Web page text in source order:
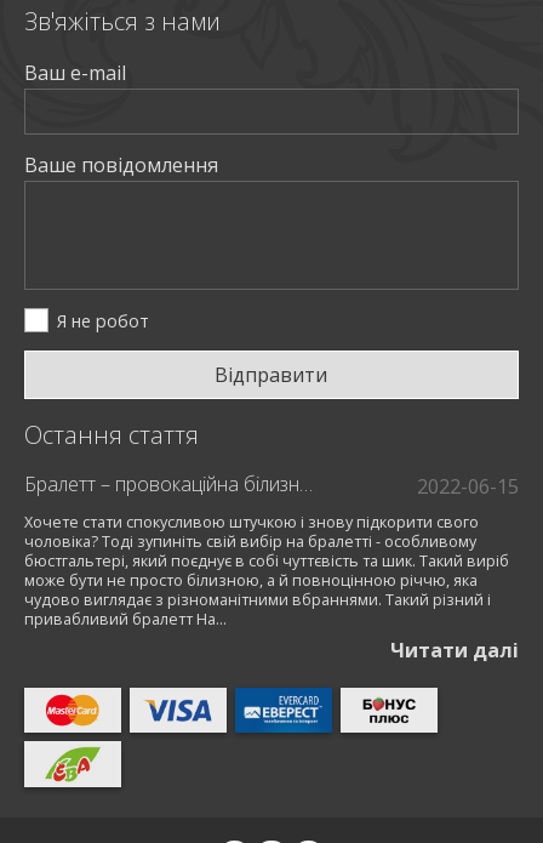
Остання стаття
Бралетт – провокаційна білизна для модниць 2022-06-15
Хочете стати спокусливою штучкою і знову підкорити свого
чоловіка? Тоді зупиніть свій вибір на бралетті - особливому
бюстгальтері, який поєднує в собі чуттєвість та шик. Такий виріб
може бути не просто білизною, а й повноцінною річчю, яка
чудово виглядає з різноманітними вбраннями. Такий різний і
привабливий бралетт На...
Читати далi
Зв'яжiться з нами
Ваш e-mail
Ваше повiдомлення
Я не робот
Відправити